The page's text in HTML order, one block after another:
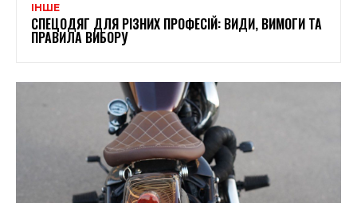
ІНШЕ
СПЕЦОДЯГ ДЛЯ РІЗНИХ ПРОФЕСІЙ: ВИДИ, ВИМОГИ ТА
ПРАВИЛА ВИБОРУ